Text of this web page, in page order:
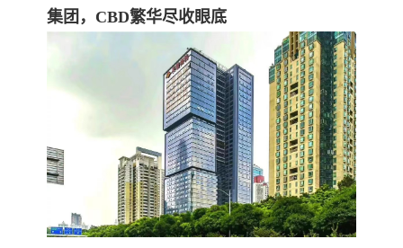
集团，CBD繁华尽收眼底